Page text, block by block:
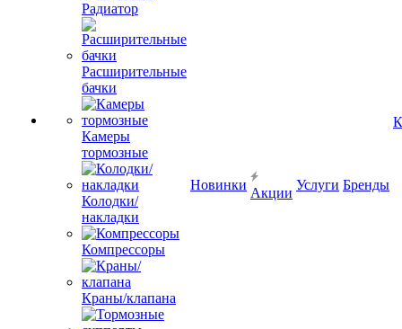
Радиатор
Расширительные
бачки
Камеры
тормозные
Колодки/
накладки
Компрессоры
Краны/клапана
Новинки
Акции
Услуги Бренды